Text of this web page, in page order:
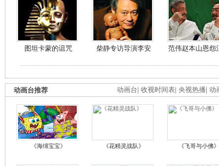
图坦卡蒙的诅咒 柴静专访导演李安 范伟赵本山恩怨
动画台 收视时间表 央视热播 动
动画台推荐
《海绵宝宝》 《花精灵战队》 《飞哥与小佛》